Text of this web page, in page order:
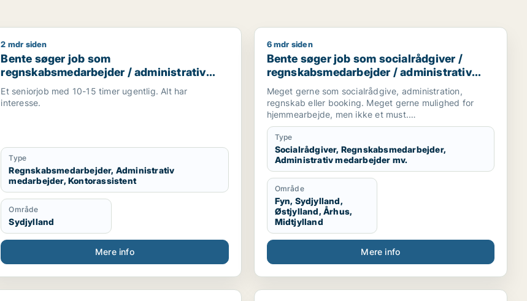
Bente søger job som regnskabsmedarbejder / administrativ medarbejder / kontorassistent
2 mdr siden
Bente søger job som
regnskabsmedarbejder / administrativ
medarbejder / kontorassistent
Et seniorjob med 10-15 timer ugentlig. Alt har
interesse.
Type
Regnskabsmedarbejder, Administrativ
medarbejder, Kontorassistent
Område
Sydjylland
Mere info
Bente søger job som socialrådgiver /
6 mdr siden
Bente søger job som socialrådgiver /
regnskabsmedarbejder / administrativ
medarbejder / kontorassistent
Meget gerne som socialrådgive, administration,
regnskab eller booking. Meget gerne mulighed for
hjemmearbejde, men ikke et must.
Sekretær for studerende
Type
Socialrådgiver, Regnskabsmedarbejder,
Administrativ medarbejder mv.
Område
Fyn, Sydjylland,
Østjylland, Århus,
Midtjylland
Mere info